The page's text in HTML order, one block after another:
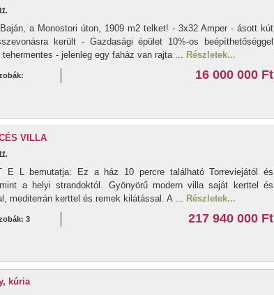
a Monostori úton, 1909 m2 telket! - 3x32 Amper - ásott kút
került - Gazdasági épület 10%-os beépíthetőséggel
- jelenleg egy faház van rajta ... Részletek...
16 000 000 Ft
VILLA
L bemutatja: Ez a ház 10 percre található Torreviejától és
a helyi strandoktól. Gyönyörű modern villa saját kerttel és
mediterrán kerttel és remek kilátással. A ... Részletek...
3 217 940 000 Ft
kúria